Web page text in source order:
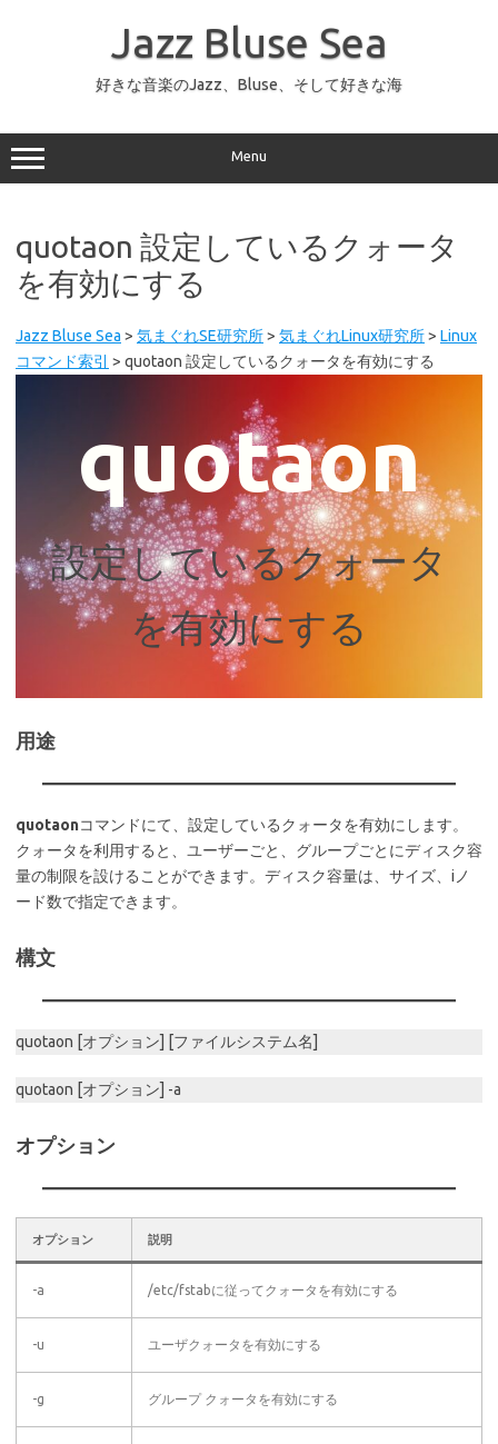
ッ
プ
Jazz Bluse Sea
好きな音楽のJazz、Bluse、そして好きな海
Menu
quotaon 設定しているクォータ
を有効にする
Jazz Bluse Sea > 気まぐれSE研究所> 気まぐれLinux研究所> Linux
コマンド索引
> quotaon 設定しているクォータを有効にする
quotaon
設定しているクォータ
を有効にする
用途
quotaonコマンドにて、設定しているクォータを有効にします。
クォータを利用すると、ユーザーごと、グループごとにディスク容
量の制限を設けることができます。ディスク容量は、サイズ、iノ
ード数で指定できます。
構文
quotaon [オプション] [ファイルシステム名]
quotaon [オプション] -a
オプション
オプション 説明
-a /etc/fstabに従ってクォータを有効にする
-u ユーザクォータを有効にする
-g グループ クォータを有効にする